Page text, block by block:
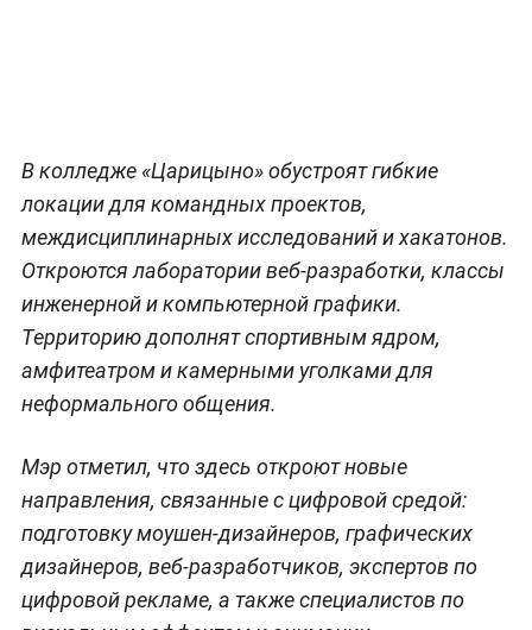
В колледже «Царицыно» обустроят гибкие
локации для командных проектов,
междисциплинарных исследований и хакатонов.
Откроются лаборатории веб-разработки, классы
инженерной и компьютерной графики.
Территорию дополнят спортивным ядром,
амфитеатром и камерными уголками для
неформального общения.
Мэр отметил, что здесь откроют новые
направления, связанные с цифровой средой:
подготовку моушен-дизайнеров, графических
дизайнеров, веб-разработчиков, экспертов по
цифровой рекламе, а также специалистов по